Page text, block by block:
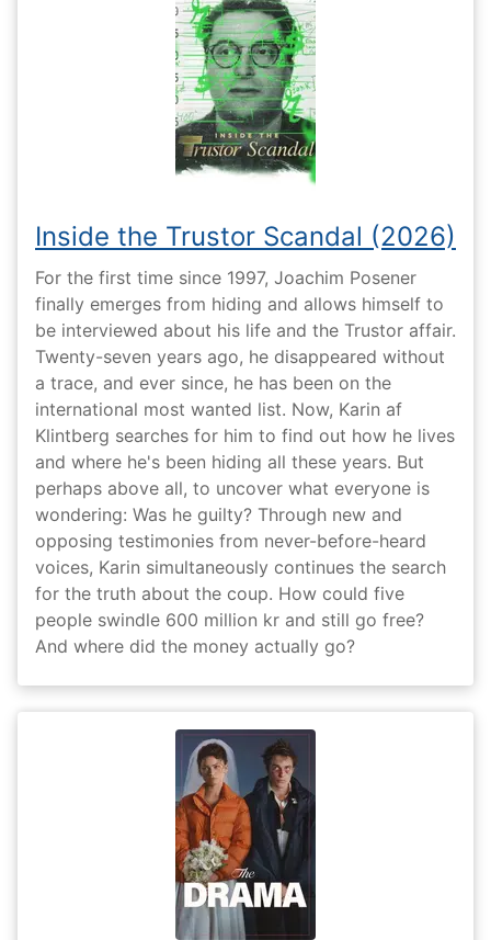
Inside the Trustor Scandal (2026)
For the first time since 1997, Joachim Posener
finally emerges from hiding and allows himself to
be interviewed about his life and the Trustor affair.
Twenty-seven years ago, he disappeared without
a trace, and ever since, he has been on the
international most wanted list. Now, Karin af
Klintberg searches for him to find out how he lives
and where he's been hiding all these years. But
perhaps above all, to uncover what everyone is
wondering: Was he guilty? Through new and
opposing testimonies from never-before-heard
voices, Karin simultaneously continues the search
for the truth about the coup. How could five
people swindle 600 million kr and still go free?
And where did the money actually go?